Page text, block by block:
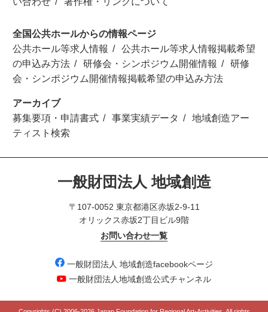
全国公共ホールからの情報ページ
公共ホール等求人情報
公共ホール等求人情報掲載希望
の申込み方法
研修会・シンポジウム開催情報
研修
会・シンポジウム開催情報掲載希望の申込み方法
アーカイブ
募集要項・申請書式
事業実績データ
地域創造アー
ティスト検索
一般財団法人 地域創造
〒107-0052 東京都港区赤坂2-9-11
オリックス赤坂2丁目ビル9階
お問い合わせ一覧
一般財団法人 地域創造facebookページ
一般財団法人地域創造公式チャンネル